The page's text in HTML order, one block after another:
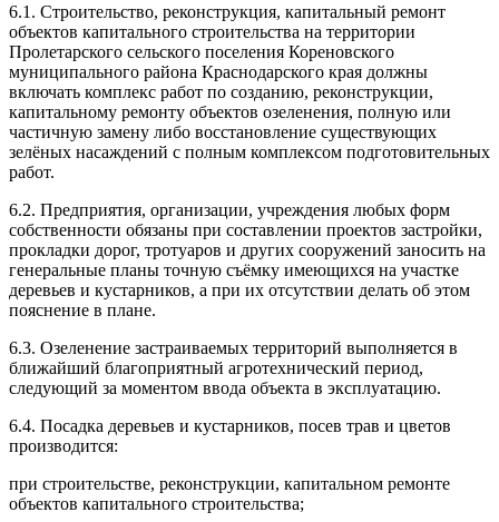
6.1. Строительство, реконструкция, капитальный ремонт
объектов капитального строительства на территории
Пролетарского сельского поселения Кореновского
муниципального района Краснодарского края должны
включать комплекс работ по созданию, реконструкции,
капитальному ремонту объектов озеленения, полную или
частичную замену либо восстановление существующих
зелёных насаждений с полным комплексом подготовительных
работ.
6.2. Предприятия, организации, учреждения любых форм
собственности обязаны при составлении проектов застройки,
прокладки дорог, тротуаров и других сооружений заносить на
генеральные планы точную съёмку имеющихся на участке
деревьев и кустарников, а при их отсутствии делать об этом
пояснение в плане.
6.3. Озеленение застраиваемых территорий выполняется в
ближайший благоприятный агротехнический период,
следующий за моментом ввода объекта в эксплуатацию.
6.4. Посадка деревьев и кустарников, посев трав и цветов
производится:
при строительстве, реконструкции, капитальном ремонте
объектов капитального строительства;